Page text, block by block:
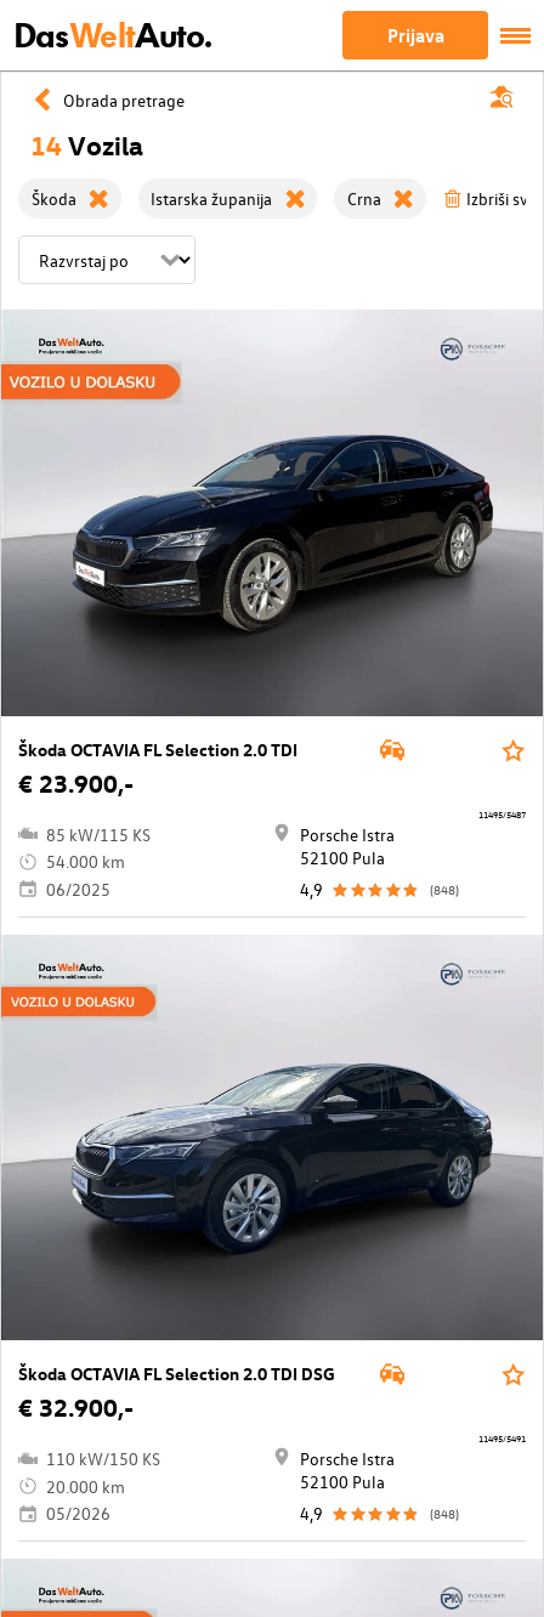
DasWeltAuto. Prijava
Obrada pretrage
14Vozila
Škoda Istarska županija Crna Izbriši
Škoda OCTAVIA FL Selection 2.0 TDI
€ 23.900,-
85 kW/115 KS
54.000 km
06/2025
Porsche Istra
52100 Pula
4,9
(848)
11495/5487
Škoda OCTAVIA FL Selection 2.0 TDI DSG
€ 32.900,-
110 kW/150 KS
20.000 km
05/2026
Porsche Istra
52100 Pula
4,9
(848)
11495/5491